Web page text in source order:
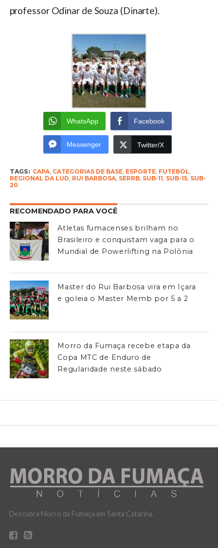
professor Odinar de Souza (Dinarte).
WhatsApp Facebook
Messenger Twitter/X
TAGS: CAPA, CATEGORIAS DE BASE, ESPORTE, FUTEBOL
REGIONAL DA LUD RUI BARBOSA, SERRB, SUB-11 SUB-15, SUB-
20
RECOMENDADO PARA VOCÊ
Atletas fumacenses brilham no
Brasileiro e conquistam vaga para o
Mundial de Powerlifting na Polônia
Master do Rui Barbosa vira em Içara
e goleia o Master Memb por 5 a 2
Morro da Fumaça recebe etapa da
Copa MTC de Enduro de
Regularidade neste sábado
Descubra Morro da Fumaça em Santa Catarina.